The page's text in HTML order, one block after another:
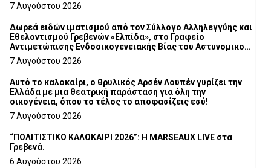
7 Αυγούστου 2026
Δωρεά ειδών ιματισμού από τον Σύλλογο Αλληλεγγύης και
Εθελοντισμού Γρεβενών «Ελπίδα», στο Γραφείο
Αντιμετώπισης Ενδοοικογενειακής Βίας του Αστυνομικού
Τμήματος Γρεβενών
7 Αυγούστου 2026
Αυτό το καλοκαίρι, ο θρυλικός Αρσέν Λουπέν γυρίζει την
Ελλάδα με μια θεατρική παράσταση για όλη την
οικογένεια, όπου το τέλος το αποφασίζεις εσύ!
7 Αυγούστου 2026
“ΠΟΛΙΤΙΣΤΙΚΟ ΚΑΛΟΚΑΙΡΙ 2026”: Η MARSEAUX LIVE στα
Γρεβενά.
6 Αυγούστου 2026